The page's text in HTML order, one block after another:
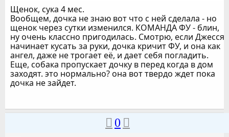
Щенок, сука 4 мес.
Вообщем, дочка не знаю вот что с ней сделала - но
щенок через сутки изменился. КОМАНДА ФУ - блин,
ну очень классно пригодилась. Смотрю, если Джесся
начинает кусать за руки, дочка кричит ФУ, и она как
ангел, даже не трогает её, и дает себя погладить.
Еще, собака пропускает дочку в перед когда в дом
заходят. это нормально? она вот твердо ждет пока
дочка не зайдет.
0